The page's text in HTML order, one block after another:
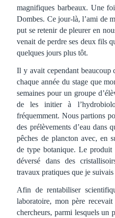
magnifiques barbeaux. Une
Dombes. Ce jour-là, l’ami de
put se retenir de pleurer en
venait de perdre ses deux fils
quelques jours plus tôt.
Il y avait cependant beaucoup
chaque année du stage que
semaines pour un groupe
de les initier à
fréquemment. Nous partions
des prélèvements d’eau dans
pêches de plancton avec, en
de type botanique. Le produit
déversé dans des
travaux pratiques que je
Afin de rentabiliser
laboratoire, mon père
chercheurs, parmi lesquels un